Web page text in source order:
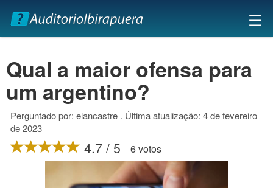
×
☰
Qual a maior ofensa para
um argentino?
Perguntado por: elancastre . Última atualização: 4 de fevereiro
de 2023
4.7 / 5 6 votos